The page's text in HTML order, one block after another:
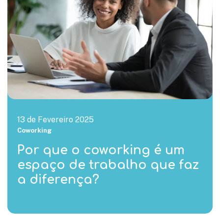
13 de Fevereiro 2025
Coworking
Por que o coworking é um
espaço de trabalho que faz
a diferença?